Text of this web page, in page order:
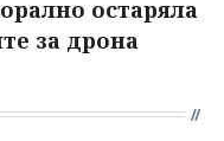
остаряла
за дрона